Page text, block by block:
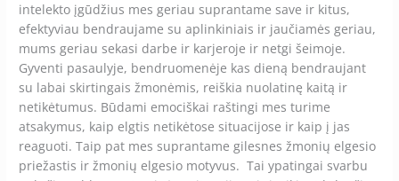
intelekto įgūdžius mes geriau suprantame save ir kitus,
efektyviau bendraujame su aplinkiniais ir jaučiamės geriau,
mums geriau sekasi darbe ir karjeroje ir netgi šeimoje.
Gyventi pasaulyje, bendruomenėje kas dieną bendraujant
su labai skirtingais žmonėmis, reiškia nuolatinę kaitą ir
netikėtumus. Būdami emociškai raštingi mes turime
atsakymus, kaip elgtis netikėtose situacijose ir kaip į jas
reaguoti. Taip pat mes suprantame gilesnes žmonių elgesio
priežastis ir žmonių elgesio motyvus. Tai ypatingai svarbu